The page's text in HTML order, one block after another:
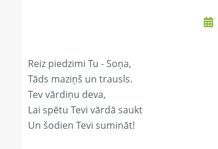
Reiz piedzimi Tu - Soņa,
Tāds maziņš un trausls.
Tev vārdiņu deva,
Lai spētu Tevi vārdā saukt
Un šodien Tevi sumināt!